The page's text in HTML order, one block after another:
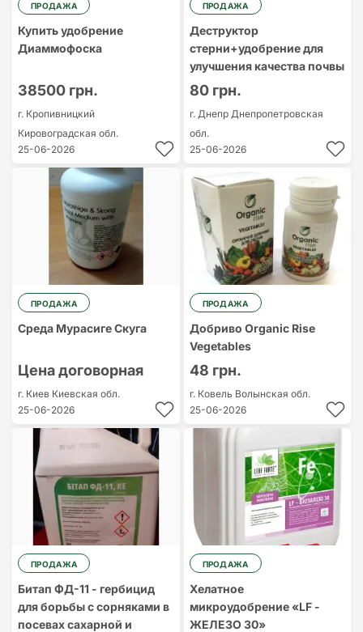
ПРОДАЖА
Купить удобрение
Диаммофоска
38500 грн.
г. Кропивницкий
Кировоградская обл.
25-06-2026
ПРОДАЖА
Деструктор
стерни+удобрение для
улучшения качества почвы
80 грн.
г. Днепр Днепропетровская
обл.
25-06-2026
ПРОДАЖА
Среда Мурасиге Скуга
Цена договорная
г. Киев Киевская обл.
25-06-2026
ПРОДАЖА
Добриво Organic Rise
Vegetables
48 грн.
г. Ковель Волынская обл.
25-06-2026
ПРОДАЖА
Битап ФД-11 - гербицид
для борьбы с сорняками в
посевах сахарной и
ПРОДАЖА
Хелатное
микроудобрение «LF -
ЖЕЛЕЗО 30»